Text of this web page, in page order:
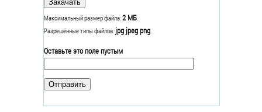
Максимальный размер файла:2 МБ
Разрешённые типы файлов: jpg jpeg png
Оставьте это поле пустым